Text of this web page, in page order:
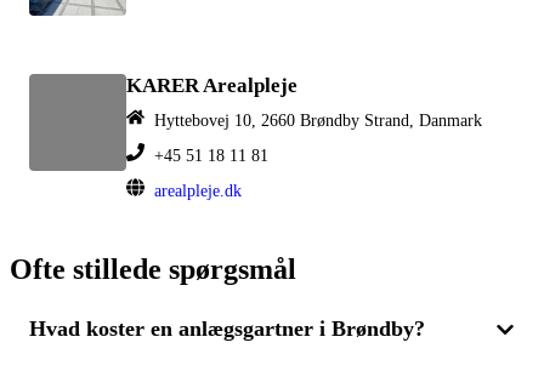
KARER Arealpleje
Hyttebovej 10, 2660 Brøndby Strand, Danmark
+45 51 18 11 81
arealpleje.dk
Ofte stillede spørgsmål
Hvad koster en anlægsgartner i Brøndby?